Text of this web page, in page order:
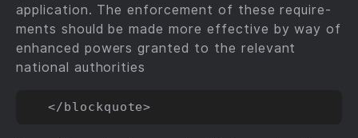
application. The enforcement of these require­
ments should be made more effective by way of
enhanced powers granted to the relevant
national authorities